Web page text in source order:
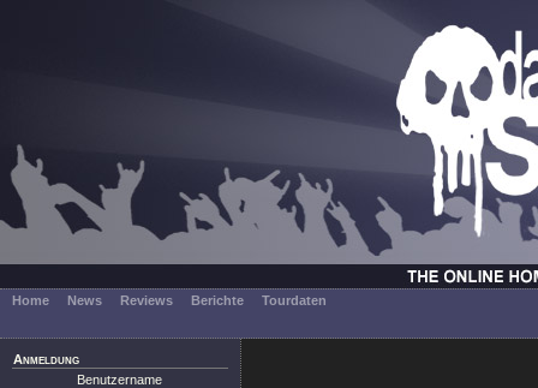
Home News Reviews Berichte Tourdaten
Anmeldung
Benutzername